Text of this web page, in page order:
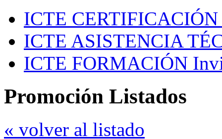
ICTE CERTIFICACIÓN
ICTE ASISTENCIA
ICTE FORMACIÓN
Promoción Listados
« volver al listado